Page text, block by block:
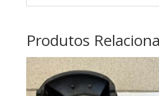
Produtos